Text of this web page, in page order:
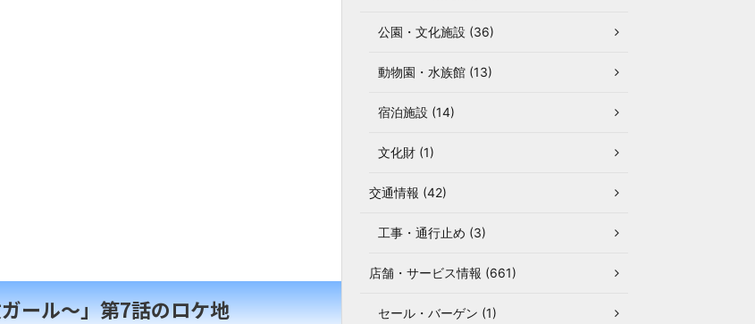
ール～」第7話のロケ地
公園・文化施設 (36)
動物園・水族館 (13)
宿泊施設 (14)
文化財 (1)
交通情報 (42)
工事・通行止め (3)
店舗・サービス情報 (661)
セール・バーゲン (1)